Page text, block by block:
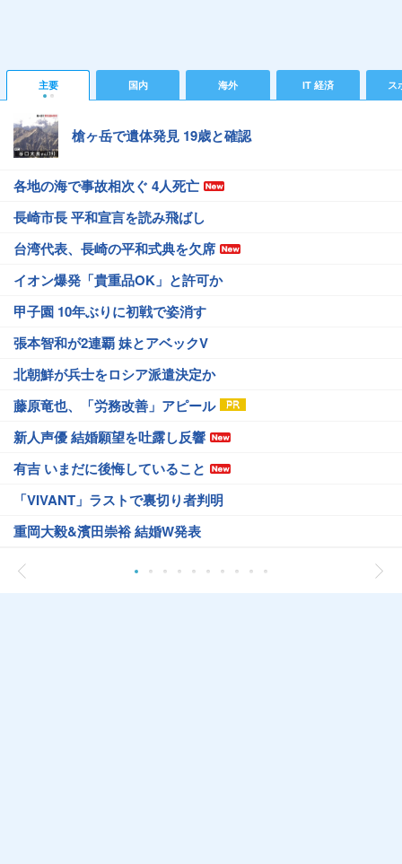
主要 国内 海外 IT 経済 ス
槍ヶ岳で遺体発見 19歳と確認
各地の海で事故相次ぐ 4人死亡
長崎市長 平和宣言を読み飛ばし
台湾代表、長崎の平和式典を欠席
イオン爆発「貴重品OK」と許可か
甲子園 10年ぶりに初戦で姿消す
張本智和が2連覇 妹とアベックV
北朝鮮が兵士をロシア派遣決定か
藤原竜也、「労務改善」アピール
新人声優 結婚願望を吐露し反響
有吉 いまだに後悔していること
「VIVANT」ラストで裏切り者判明
重岡大毅&濱田崇裕 結婚W発表